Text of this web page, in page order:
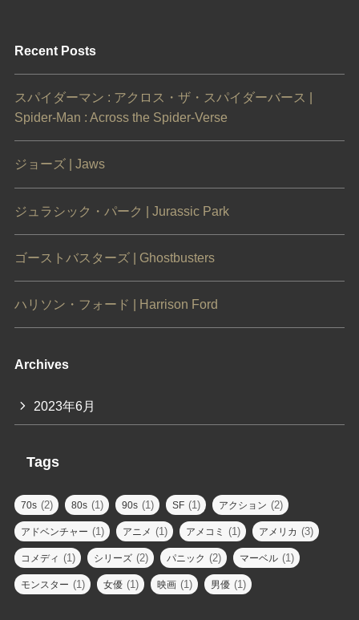
Recent Posts
スパイダーマン : アクロス・ザ・スパイダーバース |
Spider-Man : Across the Spider-Verse
ジョーズ | Jaws
ジュラシック・パーク | Jurassic Park
ゴーストバスターズ | Ghostbusters
ハリソン・フォード | Harrison Ford
Archives
2023年6月
Tags
70s (2) 80s (1) 90s (1) SF (1) アクション (2)
アドベンチャー (1) アニメ (1) アメコミ (1) アメリカ (3)
コメディ (1) シリーズ (2) パニック (2) マーベル (1)
モンスター (1) 女優 (1) 映画 (1) 男優 (1)